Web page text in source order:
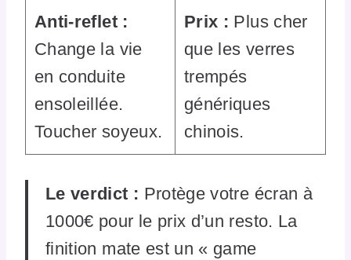
Anti-reflet :
Change la vie
en conduite
ensoleillée.
Toucher soyeux.
Prix : Plus cher
que les verres
trempés
génériques
chinois.
Le verdict : Protège votre écran à
1000€ pour le prix d’un resto. La
finition mate est un « game